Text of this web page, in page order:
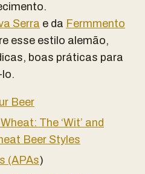
Serra e da Fermmento
esse estilo alemão,
boas práticas para
Beer
The ‘Wit’ and
Beer Styles
(APAs)